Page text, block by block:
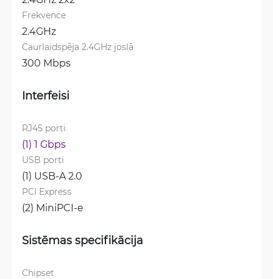
Frekvence
2.4GHz
Caurlaidspēja 2.4GHz joslā
300 Mbps
Interfeisi
RJ45 porti
(1) 1 Gbps
USB porti
(1) USB-A 2.0
PCI Express
(2) MiniPCI-e
Sistēmas specifikācija
Chipset